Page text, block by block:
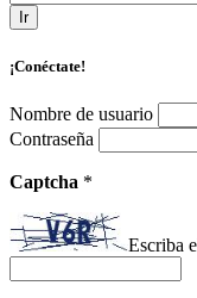
Ir
¡Conéctate!
Nombre de usuario
Contraseña
Captcha *
Escriba